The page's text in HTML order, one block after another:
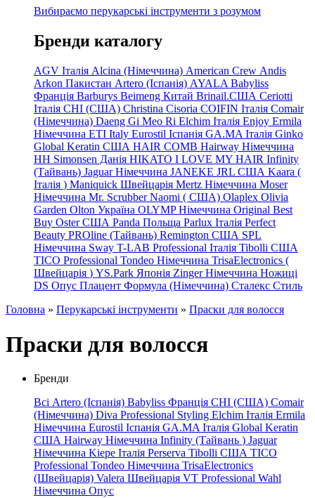
Вибираємо перукарські інструменти з розумом
Бренди каталогу
AGV Італія Alcina (Німеччина) American Crew Andis
Arkon Пакистан Artero (Іспанія) AYALA Babyliss
Франція Barburys Beimeng Китай Brinail.США Ceriotti
Італія CHI (США) Christina Cisoria COIFIN Італія Comair
(Німеччина) Daeng Gi Meo Ri Elchim Італія Enjoy Ermila
Німеччина ETI Italy Eurostil Іспанія GA.MA Італія Ginko
Global Keratin США HAIR COMB Hairway Німеччина
HH Simonsen Данія HIKATO I LOVE MY HAIR Infinity
(Тайвань) Jaguar Німеччина JANEKE JRL США Kaara (
Італія ) Maniquick Швейцарія Mertz Німеччина Moser
Німеччина Mr. Scrubber Naomi ( США) Olaplex Olivia
Garden Olton Україна OLYMP Німеччина Original Best
Buy Oster США Panda Польща Parlux Італія Perfect
Beauty PROline (Тайвань) Remington США SPL
Німеччина Sway T-LAB Professional Італія Tibolli США
TICO Professional Tondeo Німеччина TrisaElectronics (
Швейцарія ) YS.Park Японія Zinger Німеччина Ножиці
DS Опус Плацент Формула (Німеччина) Сталекс Стиль
Головна » Перукарські інструменти » Праски для волосся
Праски для волосся
Бренди
Всі Artero (Іспанія) Babyliss Франція CHI (США) Comair
(Німеччина) Diva Professional Styling Elchim Італія Ermila
Німеччина Eurostil Іспанія GA.MA Італія Global Keratin
США Hairway Німеччина Infinity (Тайвань ) Jaguar
Німеччина Kiepe Італія Perserva Tibolli США TICO
Professional Tondeo Німеччина TrisaElectronics
(Швейцарія) Valera Швейцарія VT Professional Wahl
Німеччина Опус